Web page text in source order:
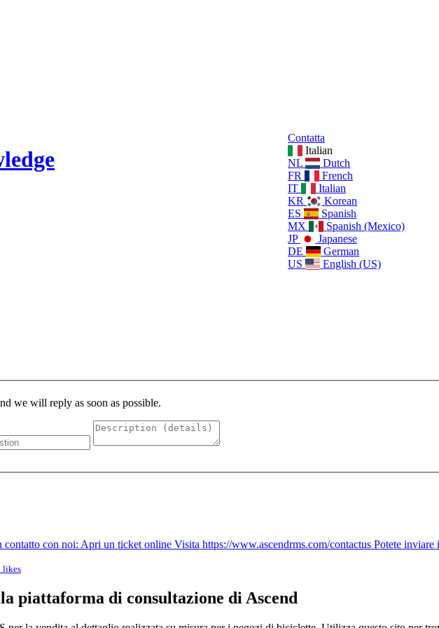
Contatta
Italian
NL
Dutch
FR
French
IT
Italian
KR
Korean
ES
Spanish
MX
Spanish (Mexico)
JP
Japanese
DE
German
US
English (US)
we will reply as soon as possible.
con noi: Apri un ticket online Visita https://www.ascendrms.com/contactus Potete inviare
likes
piattaforma di consultazione di Ascend